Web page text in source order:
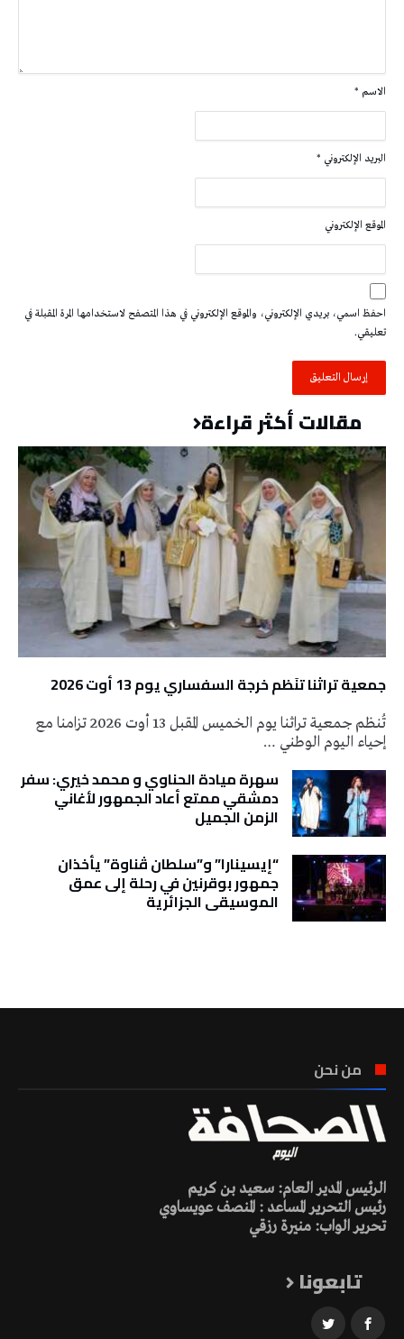
الاسم *
البريد الإلكتروني *
الموقع الإلكتروني
احفظ اسمي، بريدي الإلكتروني، والموقع الإلكتروني في هذا المتصفح لاستخدامها المرة المقبلة في
تعليقي.
مقالات أكثر قراءة
جمعية تراثنا تنَظم خرجة السفساري يوم 13 أوت 2026
تُنظم جمعية تراثنا يوم الخميس المقبل 13 أوت 2026 تزامنا مع
إحياء اليوم الوطني …
سهرة ميادة الحناوي و محمد خيري: سفر
دمشقي ممتع أعاد الجمهور لأغاني
الزمن الجميل
“إيسينارا” و”سلطان ڤناوة” يأخذان
جمهور بوقرنين في رحلة إلى عمق
الموسيقى الجزائرية
من نحن
الرئيس المدير العام: سعيد بن كريم
رئيس التحرير المساعد : المنصف عويساوي
تحرير الواب: منيرة رزقي
تابعونا